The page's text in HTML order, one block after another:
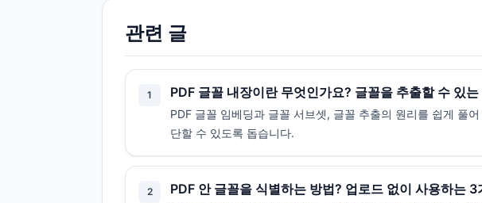
관련 글
1 PDF 글꼴 내장이란 무엇인가요? 글꼴을 추출할 수 있
PDF 글꼴 임베딩과 글꼴 서브셋, 글꼴 추출의 원리를 쉽게 풀
단할 수 있도록 돕습니다.
2 PDF 안 글꼴을 식별하는 방법? 업로드 없이 사용하는 3